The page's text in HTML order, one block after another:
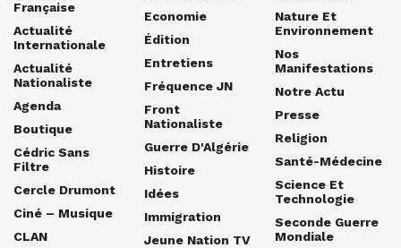
Française
Actualité
Internationale
Actualité
Nationaliste
Agenda
Boutique
Cédric Sans
Filtre
Cercle Drumont
Ciné – Musique
CLAN
Economie
Édition
Entretiens
Fréquence JN
Front
Nationaliste
Guerre D'Algérie
Histoire
Idées
Immigration
Jeune Nation TV
Nature Et
Environnement
Nos
Manifestations
Notre Actu
Presse
Religion
Santé-Médecine
Science Et
Technologie
Seconde Guerre
Mondiale